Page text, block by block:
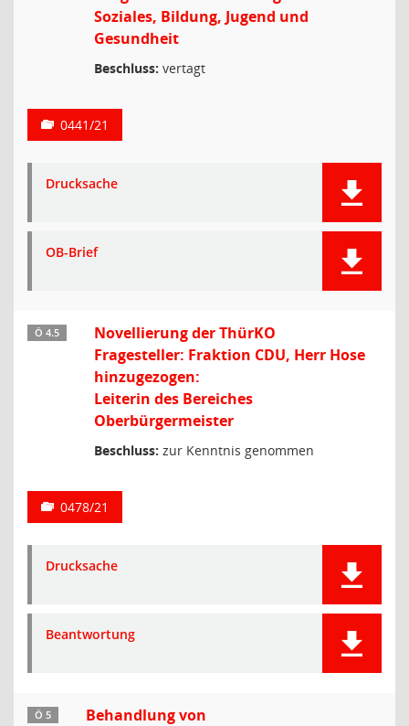
Soziales, Bildung, Jugend und
Gesundheit
Beschluss: vertagt
0441/21
Drucksache
OB-Brief
Ö 4.5
Novellierung der ThürKO
Fragesteller: Fraktion CDU, Herr Hose
hinzugezogen:
Leiterin des Bereiches
Oberbürgermeister
Beschluss: zur Kenntnis genommen
0478/21
Drucksache
Beantwortung
Ö 5
Behandlung von